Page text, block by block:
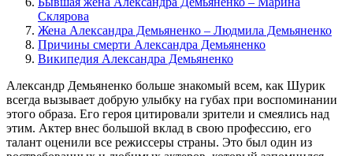
Склярова
Жена Александра Демьяненко – Людмила Демьяненко
Причины смерти Александра Демьяненко
Википедия Александра Демьяненко
Александр Демьяненко больше знакомый всем, как Шурик
всегда вызывает добрую улыбку на губах при воспоминании
этого образа. Его героя цитировали зрители и смеялись над
этим. Актер внес большой вклад в свою профессию, его
талант оценили все режиссеры страны. Это был один из